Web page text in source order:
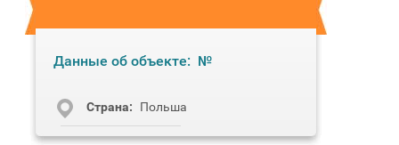
Данные об объекте: №
Cтрана: Польша